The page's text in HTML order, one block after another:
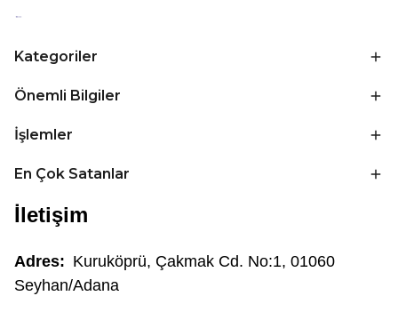
Kategoriler
Önemli Bilgiler
İşlemler
En Çok Satanlar
İletişim
Adres: Kuruköprü, Çakmak Cd. No:1, 01060
Seyhan/Adana